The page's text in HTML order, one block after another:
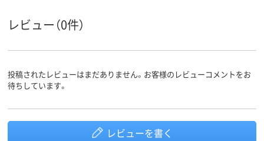
軸径 12mm
カラーグ
ループ
ブラック系 ブラック系
マルチカラー
アスクル
商品環境
レビュー（0件）
投稿されたレビューはまだありません。お客様のレビューコメントをお
待ちしています。
レビューを書く